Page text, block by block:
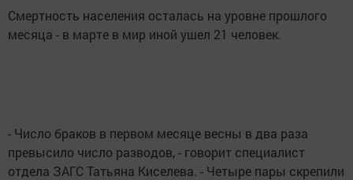
Смертность населения осталась на уровне прошлого
месяца - в марте в мир иной ушел 21 человек.
- Число браков в первом месяце весны в два раза
превысило число разводов, - говорит специалист
отдела ЗАГС Татьяна Киселева. - Четыре пары скрепили